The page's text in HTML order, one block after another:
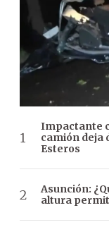
Impactante
camión deja
Esteros
Asunción:
altura